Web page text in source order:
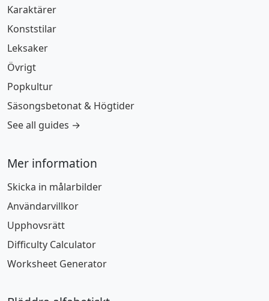
Karaktärer
Konststilar
Leksaker
Övrigt
Popkultur
Säsongsbetonat & Högtider
See all guides →
Mer information
Skicka in målarbilder
Användarvillkor
Upphovsrätt
Difficulty Calculator
Worksheet Generator